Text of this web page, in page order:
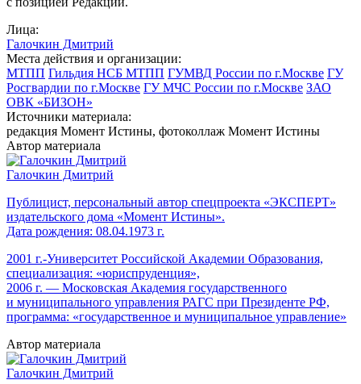
Лица:
Галочкин Дмитрий
Места действия и организации:
МТПП Гильдия НСБ МТПП ГУМВД России по г.Москве ГУ
Росгвардии по г.Москве ГУ МЧС России по г.Москве ЗАО
ОВК «БИЗОН»
Источники материала:
редакция Момент Истины, фотоколлаж Момент Истины
Автор материала
Галочкин Дмитрий
Публицист, персональный автор спецпроекта «ЭКСПЕРТ»
издательского дома «Момент Истины».
Дата рождения: 08.04.1973 г.
2001 г.-Университет Российской Академии Образования,
специализация: «юриспруденция»,
2006 г. — Московская Академия государственного
и муниципального управления РАГС при Президенте РФ,
программа: «государственное и муниципальное управление»
Автор материала
Галочкин Дмитрий